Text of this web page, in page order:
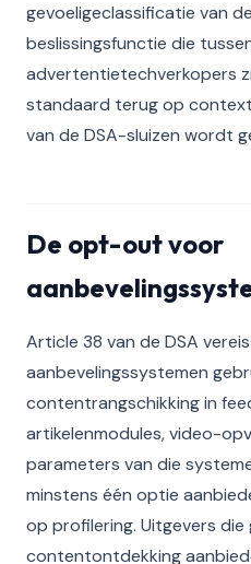
gevoeligeclassificatie van
beslissingsfunctie die
advertentietechverkopers
standaard terug op
van de DSA-sluizen wordt
De opt-out voor
Article 38 van de DSA
aanbevelingssystemen
contentrangschikking in
artikelenmodules, video-
parameters van die
minstens één optie
op profilering. Uitgevers
contentontdekking